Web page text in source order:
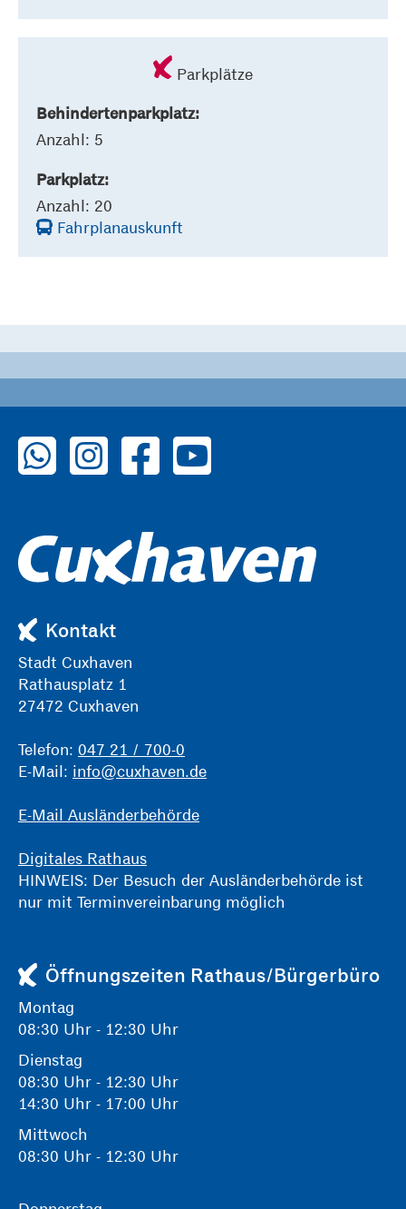
Parkplätze
Behindertenparkplatz:
Anzahl: 5
Parkplatz:
Anzahl: 20
Fahrplanauskunft
zu WhatsAppzu Instagramzu Facebook
zu YouTube
Kontakt
Stadt Cuxhaven
Rathausplatz 1
27472 Cuxhaven
Telefon: 047 21 / 700-0
E-Mail: info@cuxhaven.de
E-Mail Ausländerbehörde
Digitales Rathaus
HINWEIS: Der Besuch der Ausländerbehörde ist
nur mit Terminvereinbarung möglich
Öffnungszeiten Rathaus/Bürgerbüro
Montag
08:30 Uhr - 12:30 Uhr
Dienstag
08:30 Uhr - 12:30 Uhr
14:30 Uhr - 17:00 Uhr
Mittwoch
08:30 Uhr - 12:30 Uhr